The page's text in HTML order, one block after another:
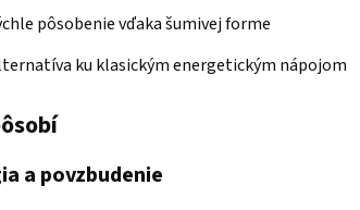
pôsobenie vďaka šumivej forme
ku klasickým energetickým nápojom
a povzbudenie